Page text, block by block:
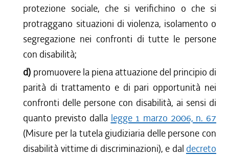
protezione sociale, che si verifichino o che si
protraggano situazioni di violenza, isolamento o
segregazione nei confronti di tutte le persone
con disabilità;
d) promuovere la piena attuazione del principio di
parità di trattamento e di pari opportunità nei
confronti delle persone con disabilità, ai sensi di
quanto previsto dalla legge 1 marzo 2006, n. 67
(Misure per la tutela giudiziaria delle persone con
disabilità vittime di discriminazioni), e dal decreto